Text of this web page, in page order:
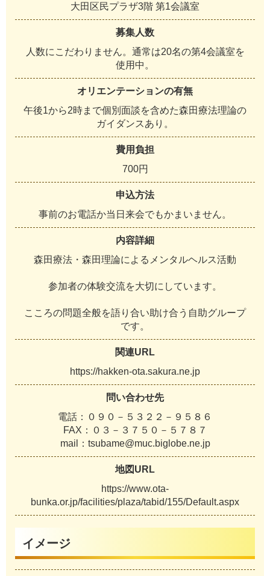
大田 区民プラザ3階 第1会議室
募集人数
人 数に こ だわ り ま せん。 通常は20名の第4会議室を
使用 中 。
オリエンテーションの有無
午後1から2時ま で個別 面談を含めた森田療法理論の
ガイ ダンスあ り 。
費用負担
700円
申込方法
事前のお電話か当 日 来会でもかま い ま せん。
内容詳細
森田療法 ・ 森田理論に よ る メ ンタ ルヘルス活動
参加者の体験交流を大切に してい ま す。
こ こ ろの問題全般を語り 合い助け合 う 自 助グループ
です。
関連URL
https://hakken-ota.sakura.ne.jp
問い合わせ先
電話 ： ０ ９ ０ － ５ ３ ２ ２ － ９ ５ ８ ６
FAX ： ０ ３ － ３ ７ ５ ０ － ５ ７ ８ ７
mai ： tsubame@muc.big obe.ne.jp
地図URL
https://www.ota-
bunka.or.jp/faci ities/p aza/tabid/155/Defau t.aspx
イメージ